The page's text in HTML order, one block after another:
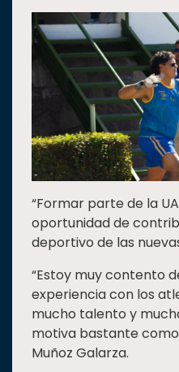
“Formar parte de la
oportunidad de
deportivo de las
“Estoy muy contento
experiencia con los
mucho talento y
motiva bastante
Muñoz Galarza.